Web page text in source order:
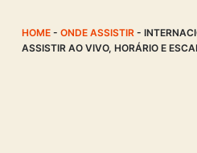
HOME- ONDE ASSISTIR-
ASSISTIR AO VIVO, HORÁRIO E